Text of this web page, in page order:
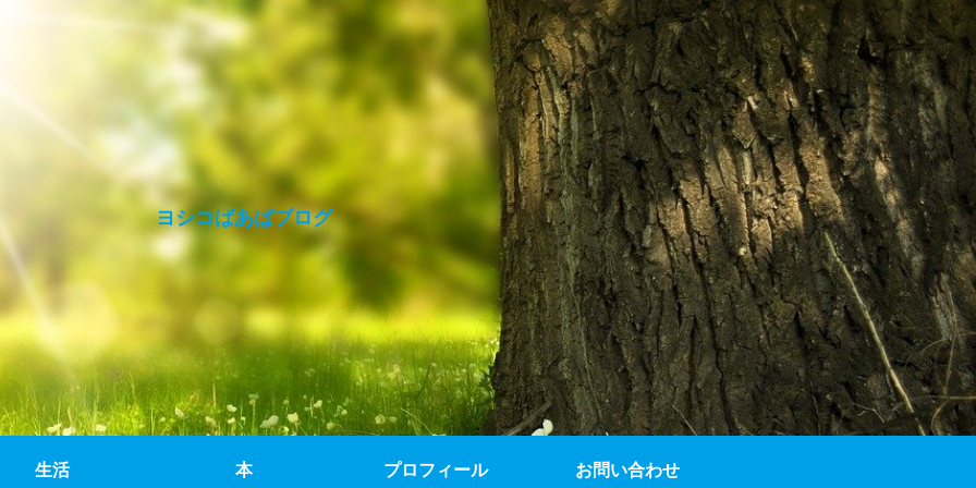
ヨシコばあばブログ
生活 本 プロフィール お問い合わせ